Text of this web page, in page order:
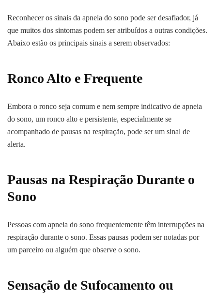
Reconhecer os sinais da apneia do sono pode ser desafiador, já
que muitos dos sintomas podem ser atribuídos a outras condições.
Abaixo estão os principais sinais a serem observados:
Ronco Alto e Frequente
Embora o ronco seja comum e nem sempre indicativo de apneia
do sono, um ronco alto e persistente, especialmente se
acompanhado de pausas na respiração, pode ser um sinal de
alerta.
Pausas na Respiração Durante o
Sono
Pessoas com apneia do sono frequentemente têm interrupções na
respiração durante o sono. Essas pausas podem ser notadas por
um parceiro ou alguém que observe o sono.
Sensação de Sufocamento ou